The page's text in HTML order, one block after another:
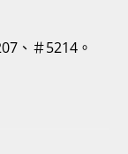
、＃5214。